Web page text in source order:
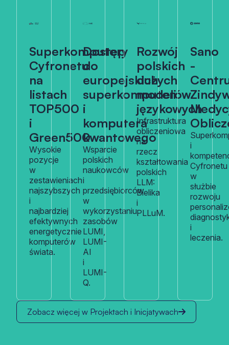
Superkomputery
Cyfronetu
na
listach
TOP500
i
Green500
Wysokie
pozycje
w
zestawieniach
najszybszych
i
najbardziej
efektywnych
energetycznie
komputerów
świata.
Dostęp
do
europejskich
superkomputerów
i
komputera
kwantowego
Wsparcie
polskich
naukowców
i
przedsiębiorców
w
wykorzystaniu
zasobów
LUMI,
LUMI-
AI
i
LUMI-
Q.
Rozwój
polskich
dużych
modeli
językowych
Infrastruktura
obliczeniowa
na
rzecz
kształtowania
polskich
LLM:
Bielika
i
PLLuM.
Sano
-
i
Cyfronetu
w
służbie
rozwoju
i
leczenia.
Zobacz więcej w Projektach i Inicjatywach